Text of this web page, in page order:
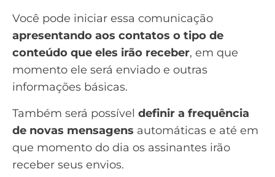
Você pode iniciar essa comunicação
apresentando aos contatos o tipo de
conteúdo que eles irão receber, em que
momento ele será enviado e outras
informações básicas.
Também será possível definir a frequência
de novas mensagens automáticas e até em
que momento do dia os assinantes irão
receber seus envios.